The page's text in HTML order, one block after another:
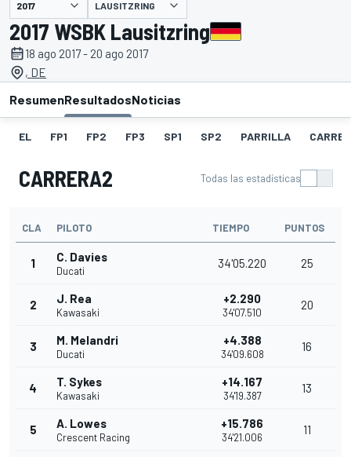
presentado por LAUSITZRING
2017 WSBK Lausitzring
18 ago 2017 - 20 ago 2017
, DE
ResumenResultadosNoticias
EL FP1 FP2 FP3 SP1 SP2 PARRILLA
CARRERA2 Todas las estadísticas
CLA PILOTO TIEMPO PUNTOS
1 C. Davies
Ducati
34'05.220 25
2 J. Rea
Kawasaki
+2.290
34'07.510
20
3 M. Melandri
Ducati
+4.388
34'09.608
16
4 T. Sykes
Kawasaki
+14.167
34'19.387
13
5 A. Lowes
Crescent Racing
+15.786
34'21.006
11